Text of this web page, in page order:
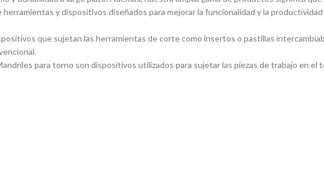
y dispositivos diseñados para mejorar la funcionalidad y la
que sujetan las herramientas de corte como insertos o pastillas
para torno son dispositivos utilizados para sujetar las piezas de trabajo en